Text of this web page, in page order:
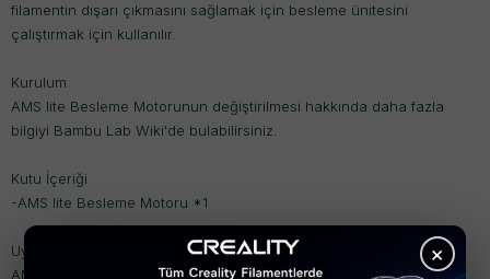
filamentin dışarı çıkmasını sağlamak için besleme ünitesini
çalıştırmak için kullanılır.
Kurulum
AMS lite Besleme Motorunun değiştirilmesi hakkında daha fazla
bilgiyi Bambu Lab Wiki'de bulabilirsiniz.
Kutu İçeriği
-AMS lite Besleme Motoru *1
Uyumluluk
AMS lite
×